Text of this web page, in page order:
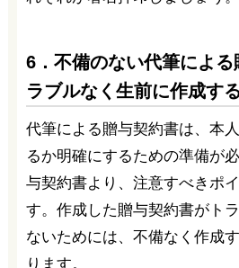
6．不備のない代筆による
ラブルなく生前に作成す
代筆による贈与契約書は、本
るか明確にするための準備が
与契約書より、注意すべきポ
す。作成した贈与契約書がト
ないためには、不備なく作成
ります。